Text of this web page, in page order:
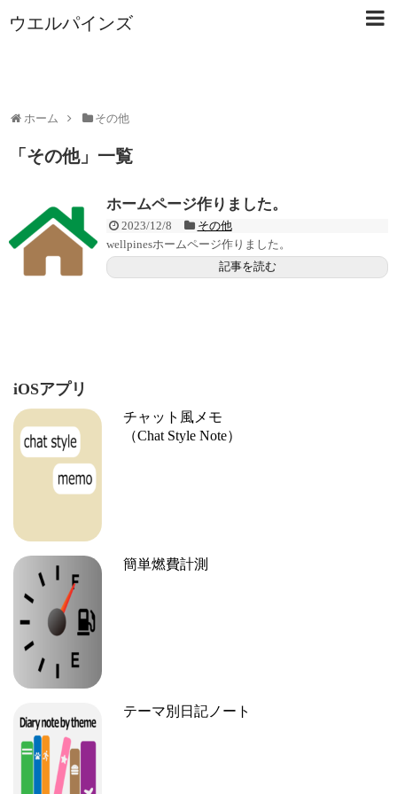
ウエルパインズ
ホーム その他
「 その他」 一覧
ホームページ作りました。
2023/12/8
その他
wellpinesホームページ作りました。
記事を読む
iOSアプリ
チャット風メモ
（Chat Style Note）
簡単燃費計測
テーマ別日記ノート